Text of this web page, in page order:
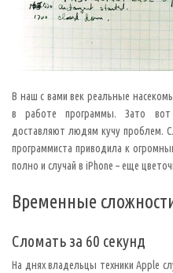
В наш с вами век реальные
в работе программы. Зато
доставляют людям кучу проблем.
программиста приводила к
полно и случай в iPhone – еще
Временные
Сломать за 60 секунд
На днях владельцы техники Apple
е
р
н
о
м
п
о
д
е
н
к